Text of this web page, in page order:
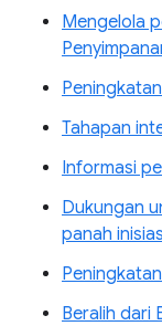
Mengelola
Tahapan
Informasi
Dukungan
panah
Beralih dari